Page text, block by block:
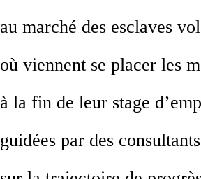
au marché des esclaves
où viennent se placer les
à la fin de leur stage
guidées par des